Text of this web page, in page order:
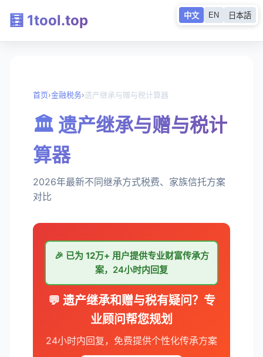
中文 EN 日本語
🧮 1tool.top
首页›金融税务›遗产继承与赠与税计算器
🏛️ 遗产继承与赠与税计
算器
2026年最新不同继承方式税费、家族信托方案
对比
🎉 已为 12万+ 用户提供专业财富传承方
案，24小时内回复
💬 遗产继承和赠与税有疑问？专
业顾问帮您规划
24小时内回复，免费提供个性化传承方案